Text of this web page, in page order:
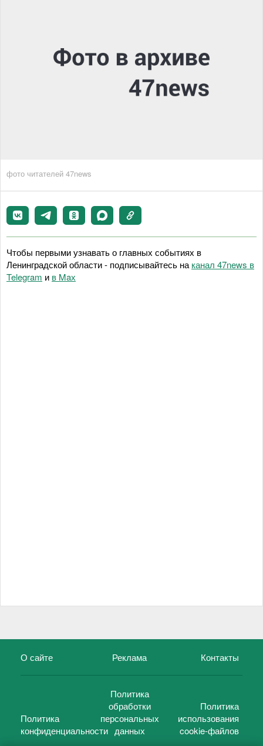
фото читателей 47news
Чтобы первыми узнавать о главных событиях в
Ленинградской области - подписывайтесь на канал 47news в
Telegram и в Maх
О сайте Реклама Контакты
Политика
конфиденциальности
Политика
обработки
персональных
данных
Политика
использования
cookie-файлов